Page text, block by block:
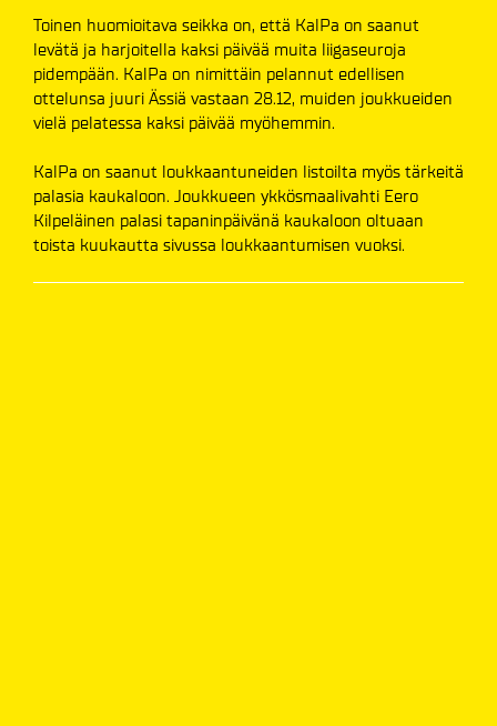
Toinen huomioitava seikka on, että KalPa on saanut
levätä ja harjoitella kaksi päivää muita liigaseuroja
pidempään. KalPa on nimittäin pelannut edellisen
ottelunsa juuri Ässiä vastaan 28.12, muiden joukkueiden
vielä pelatessa kaksi päivää myöhemmin.
KalPa on saanut loukkaantuneiden listoilta myös tärkeitä
palasia kaukaloon. Joukkueen ykkösmaalivahti Eero
Kilpeläinen palasi tapaninpäivänä kaukaloon oltuaan
toista kuukautta sivussa loukkaantumisen vuoksi.